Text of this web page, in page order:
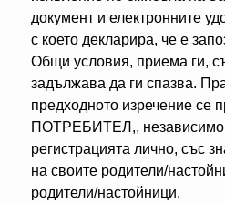
документ и електронните
с което декларира, че е
Общи условия, приема ги,
задължава да ги спазва.
предходното изречение се
ПОТРЕБИТЕЛ,, независимо
регистрацията лично, със
на своите родители/
родители/настойници.